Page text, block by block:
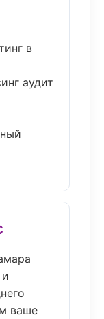
в
аудит
ваше